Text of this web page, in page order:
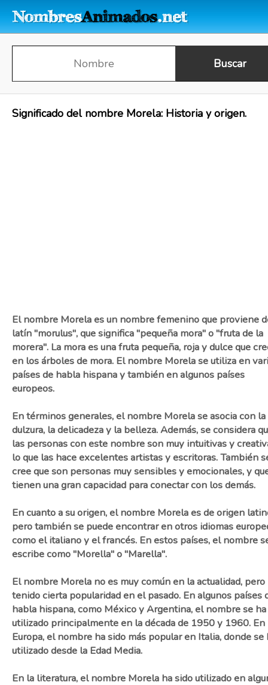
Significado del nombre Morela: Historia y origen.
El nombre Morela es un nombre femenino que proviene
latín "morulus", que significa "pequeña mora" o "fruta de la
morera". La mora es una fruta pequeña, roja y dulce que
en los árboles de mora. El nombre Morela se utiliza en
países de habla hispana y también en algunos países
europeos.
En términos generales, el nombre Morela se asocia con la
dulzura, la delicadeza y la belleza. Además, se considera
las personas con este nombre son muy intuitivas y
lo que las hace excelentes artistas y escritoras. También
cree que son personas muy sensibles y emocionales, y
tienen una gran capacidad para conectar con los demás.
En cuanto a su origen, el nombre Morela es de origen
pero también se puede encontrar en otros idiomas
como el italiano y el francés. En estos países, el nombre
escribe como "Morella" o "Marella".
El nombre Morela no es muy común en la actualidad, pero
tenido cierta popularidad en el pasado. En algunos países
habla hispana, como México y Argentina, el nombre se ha
utilizado principalmente en la década de 1950 y 1960. En
Europa, el nombre ha sido más popular en Italia, donde se
utilizado desde la Edad Media.
En la literatura, el nombre Morela ha sido utilizado en